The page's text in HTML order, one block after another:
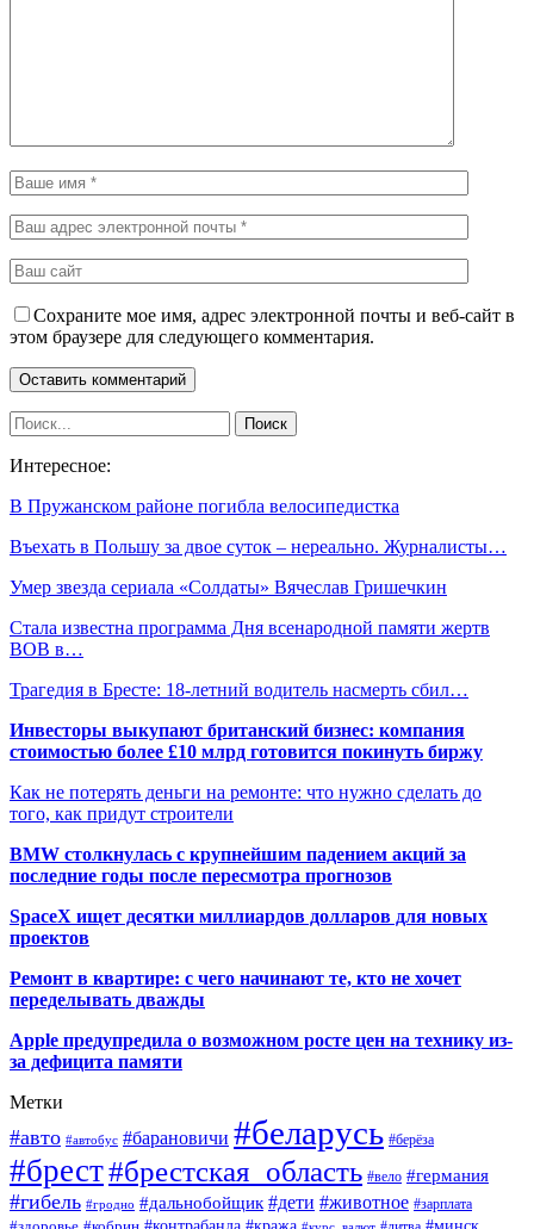
Сохраните мое имя, адрес электронной почты и веб-сайт в
этом браузере для следующего комментария.
Интересное:
В Пружанском районе погибла велосипедистка
Въехать в Польшу за двое суток – нереально. Журналисты…
Умер звезда сериала «Солдаты» Вячеслав Гришечкин
Стала известна программа Дня всенародной памяти жертв
ВОВ в…
Трагедия в Бресте: 18-летний водитель насмерть сбил…
Инвесторы выкупают британский бизнес: компания
стоимостью более £10 млрд готовится покинуть биржу
Как не потерять деньги на ремонте: что нужно сделать до
того, как придут строители
BMW столкнулась с крупнейшим падением акций за
последние годы после пересмотра прогнозов
SpaceX ищет десятки миллиардов долларов для новых
проектов
Ремонт в квартире: с чего начинают те, кто не хочет
переделывать дважды
Apple предупредила о возможном росте цен на технику из-
за дефицита памяти
Метки
#авто #автобус #барановичи #беларусь #берёза
#брест#брестская_область #вело #германия
#гибель #гродно #дальнобойщик #дети #животное #зарплата